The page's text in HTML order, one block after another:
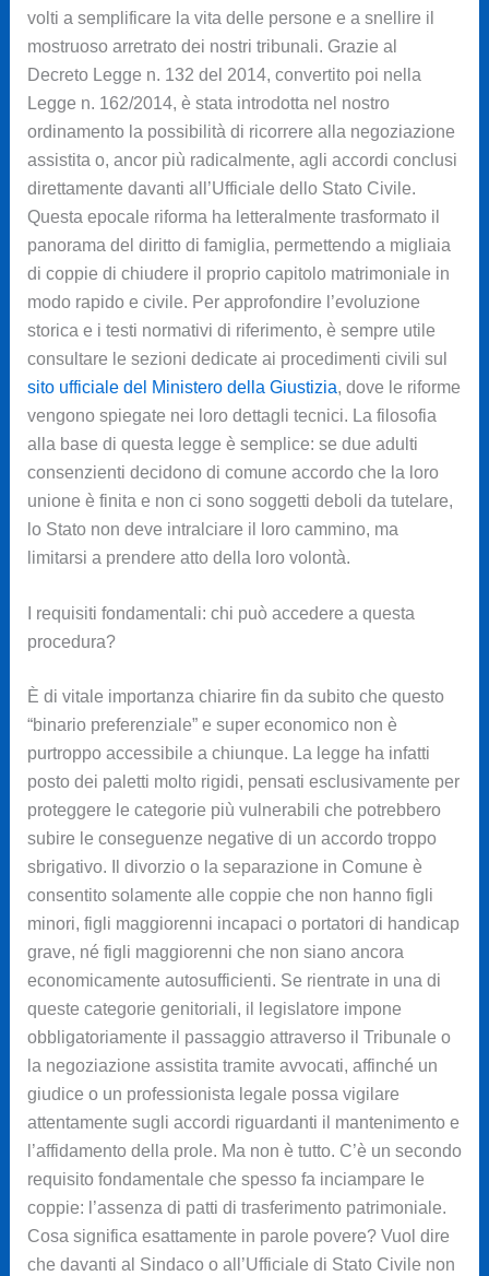
volti a semplificare la vita delle persone e a snellire il
mostruoso arretrato dei nostri tribunali. Grazie al
Decreto Legge n. 132 del 2014, convertito poi nella
Legge n. 162/2014, è stata introdotta nel nostro
ordinamento la possibilità di ricorrere alla negoziazione
assistita o, ancor più radicalmente, agli accordi conclusi
direttamente davanti all’Ufficiale dello Stato Civile.
Questa epocale riforma ha letteralmente trasformato il
panorama del diritto di famiglia, permettendo a migliaia
di coppie di chiudere il proprio capitolo matrimoniale in
modo rapido e civile. Per approfondire l’evoluzione
storica e i testi normativi di riferimento, è sempre utile
consultare le sezioni dedicate ai procedimenti civili sul
sito ufficiale del Ministero della Giustizia, dove le riforme
vengono spiegate nei loro dettagli tecnici. La filosofia
alla base di questa legge è semplice: se due adulti
consenzienti decidono di comune accordo che la loro
unione è finita e non ci sono soggetti deboli da tutelare,
lo Stato non deve intralciare il loro cammino, ma
limitarsi a prendere atto della loro volontà.
I requisiti fondamentali: chi può accedere a questa
procedura?
È di vitale importanza chiarire fin da subito che questo
“binario preferenziale” e super economico non è
purtroppo accessibile a chiunque. La legge ha infatti
posto dei paletti molto rigidi, pensati esclusivamente per
proteggere le categorie più vulnerabili che potrebbero
subire le conseguenze negative di un accordo troppo
sbrigativo. Il divorzio o la separazione in Comune è
consentito solamente alle coppie che non hanno figli
minori, figli maggiorenni incapaci o portatori di handicap
grave, né figli maggiorenni che non siano ancora
economicamente autosufficienti. Se rientrate in una di
queste categorie genitoriali, il legislatore impone
obbligatoriamente il passaggio attraverso il Tribunale o
la negoziazione assistita tramite avvocati, affinché un
giudice o un professionista legale possa vigilare
attentamente sugli accordi riguardanti il mantenimento e
l’affidamento della prole. Ma non è tutto. C’è un secondo
requisito fondamentale che spesso fa inciampare le
coppie: l’assenza di patti di trasferimento patrimoniale.
Cosa significa esattamente in parole povere? Vuol dire
che davanti al Sindaco o all’Ufficiale di Stato Civile non